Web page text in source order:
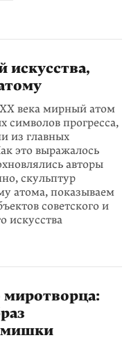
искусства,
века мирный атом
символов прогресса,
из главных
это выражалось
авторы
скульптур
атома, показываем
советского и
искусства
миротворца:
мишки